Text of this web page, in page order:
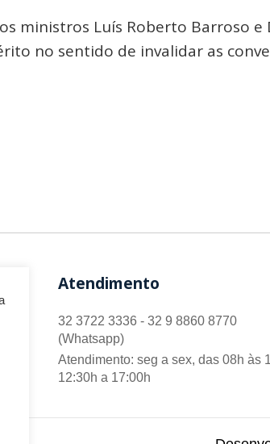
ministros Luís Roberto Barroso
no sentido de invalidar as
Atendimento
32 3722 3336 - 32 9 8860 8770
(Whatsapp)
Atendimento: seg a sex, das 08h às
12:30h a 17:00h